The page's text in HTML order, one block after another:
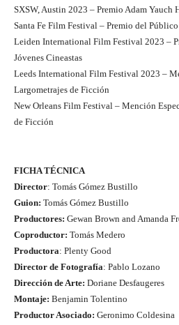
SXSW, Austin 2023 – Premio Adam Yauch
Santa Fe Film Festival – Premio del Público
Leiden International Film Festival 2023 –
Jóvenes Cineastas
Leeds International Film Festival 2023 –
Largometrajes de Ficción
New Orleans Film Festival – Mención
de Ficción
FICHA TÉCNICA
Director: Tomás Gómez Bustillo
Guion: Tomás Gómez Bustillo
Productores: Gewan Brown and Amanda
Coproductor: Tomás Medero
Productora: Plenty Good
Director de Fotografía: Pablo Lozano
Dirección de Arte: Doriane Desfaugeres
Montaje: Benjamin Tolentino
Productor Asociado: Geronimo Coldesina